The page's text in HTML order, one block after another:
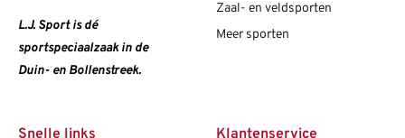
L.J. Sport is dé
sportspeciaalzaak in de
Duin- en Bollenstreek.
Zaal- en veldsporten
Meer sporten
Snelle links Klantenservice